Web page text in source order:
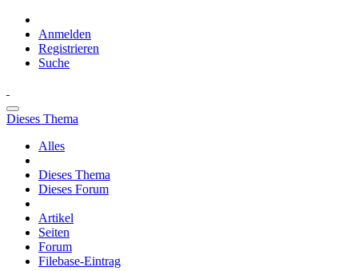
Anmelden
Registrieren
Suche
Dieses Thema
Alles
Dieses Thema
Dieses Forum
Artikel
Seiten
Forum
Filebase-Eintrag